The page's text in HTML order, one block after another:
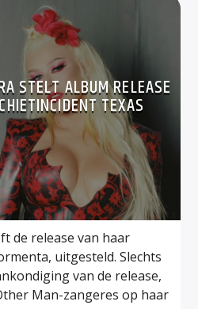
STELT ALBUM RELEASE
TEXAS
de release van haar
uitgesteld. Slechts
van de release,
Man-zangeres op haar